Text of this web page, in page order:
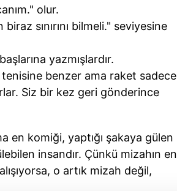
olur.
sınırını bilmeli." seviyesine
yazmışlardır.
benzer ama raket sadece
Siz bir kez geri gönderince
en komiği, yaptığı şakaya gülen
insandır. Çünkü mizahın en
o artık mizah değil,